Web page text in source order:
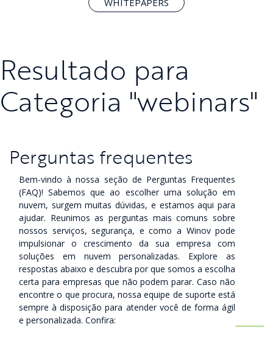
Resultado para
Categoria "webinars"
Perguntas frequentes
Bem-vindo à nossa seção de Perguntas Frequentes
(FAQ)! Sabemos que ao escolher uma solução em
nuvem, surgem muitas dúvidas, e estamos aqui para
ajudar. Reunimos as perguntas mais comuns sobre
nossos serviços, segurança, e como a Winov pode
impulsionar o crescimento da sua empresa com
soluções em nuvem personalizadas. Explore as
respostas abaixo e descubra por que somos a escolha
certa para empresas que não podem parar. Caso não
encontre o que procura, nossa equipe de suporte está
sempre à disposição para atender você de forma ágil
e personalizada. Confira: